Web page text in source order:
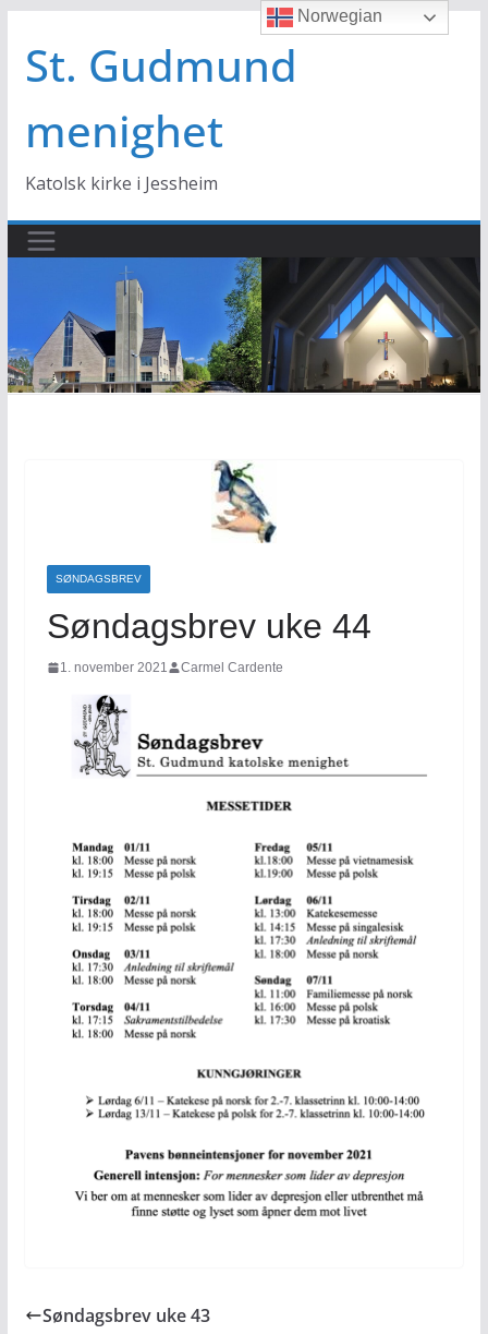
innholdet
St. Gudmund
menighet
Katolsk kirke i Jessheim
SØNDAGSBREV
Søndagsbrev uke 44
1. november 2021 Carmel Cardente
Søndagsbrev uke 43
Norwegian